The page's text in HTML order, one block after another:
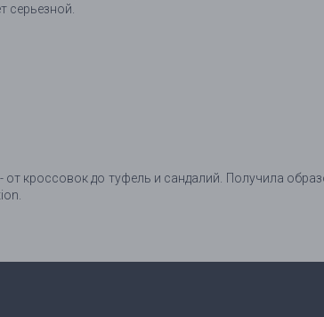
серьезной.
кроссовок до туфель и сандалий. Получила